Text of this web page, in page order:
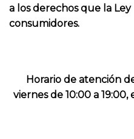
a los derechos que la Ley
consumidores.
Horario de atención
viernes de 10:00 a